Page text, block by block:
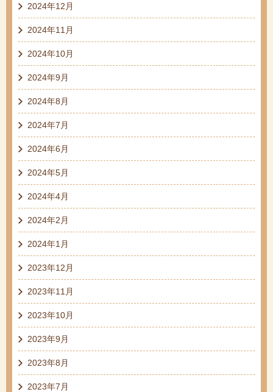
2024年12月
2024年11月
2024年10月
2024年9月
2024年8月
2024年7月
2024年6月
2024年5月
2024年4月
2024年2月
2024年1月
2023年12月
2023年11月
2023年10月
2023年9月
2023年8月
2023年7月